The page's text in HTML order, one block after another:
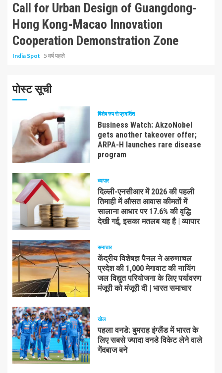
Call for Urban Design of Guangdong-
Hong Kong-Macao Innovation
Cooperation Demonstration Zone
India Spot 5 वर्ष पहले
पोस्ट सूची
विशेष रुप से प्रदर्शित
Business Watch: AkzoNobel
gets another takeover offer;
ARPA-H launches rare disease
program
व्यापार
दिल्ली-एनसीआर में 2026 की पहली
तिमाही में औसत आवास कीमतों में
सालाना आधार पर 17.6% की वृद्धि
देखी गई, इसका मतलब यह है | व्यापार
समाचार
केंद्रीय विशेषज्ञ पैनल ने अरुणाचल
प्रदेश की 1,000 मेगावाट की नायिंग
जल विद्युत परियोजना के लिए पर्यावरण
मंजूरी को मंजूरी दी | भारत समाचार
खेल
पहला वनडे: बुमराह इंग्लैंड में भारत के
लिए सबसे ज्यादा वनडे विकेट लेने वाले
गेंदबाज बने